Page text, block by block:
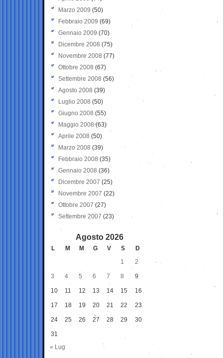
Marzo 2009 (50)
Febbraio 2009 (69)
Gennaio 2009 (70)
Dicembre 2008 (75)
Novembre 2008 (77)
Ottobre 2008 (67)
Settembre 2008 (56)
Agosto 2008 (39)
Luglio 2008 (50)
Giugno 2008 (55)
Maggio 2008(63)
Aprile 2008 (50)
Marzo 2008 (39)
Febbraio 2008 (35)
Gennaio 2008 (36)
Dicembre 2007 (25)
Novembre 2007 (22)
Ottobre 2007 (27)
Settembre 2007 (23)
Agosto 2026
L M M G V S
D
1
2
3 4 5 6 7 8 9
10 11 12 13 14 15 16
17 18 19 20 21 22 23
24 25 26 27 28 29 30
31
« Lug